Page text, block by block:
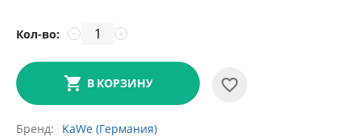
Кол-во: +
−
В КОРЗИНУ
Бренд KaWe (Германия)